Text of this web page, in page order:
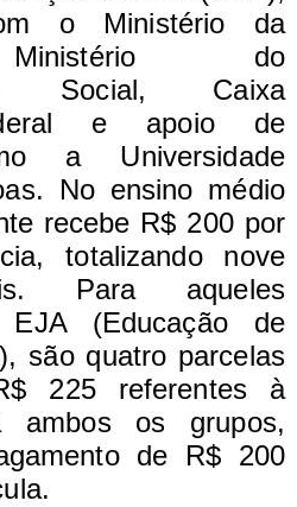
o Ministério da
do
Social, Caixa
e apoio de
a Universidade
No ensino médio
recebe R$ 200 por
totalizando nove
Para aqueles
EJA (Educação de
são quatro parcelas
225 referentes à
ambos os grupos,
de R$ 200